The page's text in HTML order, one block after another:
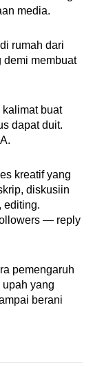
media.
rumah dari
demi membuat
kalimat buat
dapat duit.
kreatif yang
diskusiin
editing.
— reply
pemengaruh
yang
berani